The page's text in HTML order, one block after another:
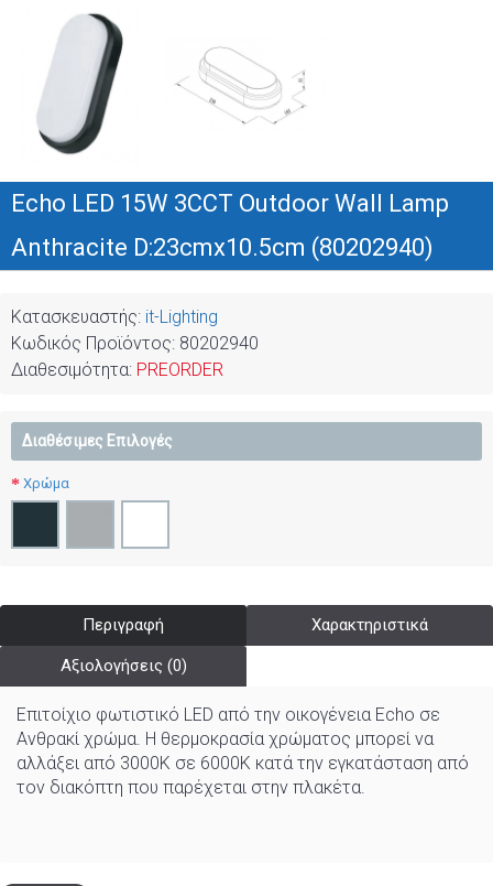
Echo LED 15W 3CCT Outdoor Wall Lamp
Anthracite D:23cmx10.5cm (80202940)
Κατασκευαστής: it-Lighting
Κωδικός Προϊόντος: 80202940
Διαθεσιμότητα: PREORDER
Διαθέσιμες Επιλογές
Χρώμα
Περιγραφή Χαρακτηριστικά
Αξιολογήσεις (0)
Επιτοίχιο φωτιστικό LED από την οικογένεια Echo σε
Ανθρακί χρώμα. Η θερμοκρασία χρώματος μπορεί να
αλλάξει από 3000K σε 6000K κατά την εγκατάσταση από
τον διακόπτη που παρέχεται στην πλακέτα.